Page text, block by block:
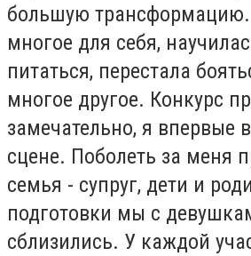
большую
многое для себя,
питаться, перестала
многое другое. Конкурс
замечательно, я впервые
сцене. Поболеть за меня
семья - супруг, дети и
подготовки мы с
сблизились. У каждой